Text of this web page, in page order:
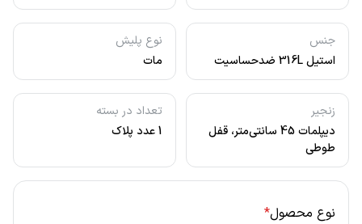
جنس
استیل 316L ضدحساسیت
نوع پلیش
مات
زنجیر
دیپلمات 45 سانتی‌متر، قفل
طوطی
تعداد در بسته
1 عدد پلاک
نوع محصول*